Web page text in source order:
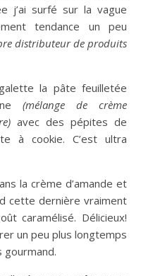
j’ai surfé sur la vague
tendance un peu
distributeur de produits
la pâte feuilletée
(mélange de crème
avec des pépites de
à cookie. C’est ultra
la crème d’amande et
cette dernière vraiment
caramélisé. Délicieux!
un peu plus longtemps
gourmand.